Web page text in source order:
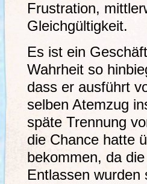
Frustration,
Gleichgültigkeit.
Es ist ein
Wahrheit so
dass er ausführt
selben Atemzug
späte Trennung
die Chance hatte
bekommen, da
Entlassen wurden